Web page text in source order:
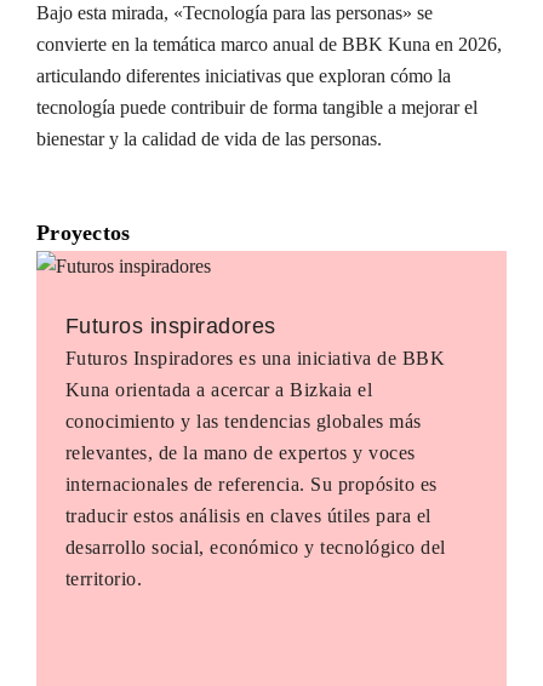
Bajo esta mirada, «Tecnología para las personas» se
convierte en la temática marco anual de BBK Kuna en 2026,
articulando diferentes iniciativas que exploran cómo la
tecnología puede contribuir de forma tangible a mejorar el
bienestar y la calidad de vida de las personas.
Proyectos
Futuros inspiradores
Futuros Inspiradores es una iniciativa de BBK
Kuna orientada a acercar a Bizkaia el
conocimiento y las tendencias globales más
relevantes, de la mano de expertos y voces
internacionales de referencia. Su propósito es
traducir estos análisis en claves útiles para el
desarrollo social, económico y tecnológico del
territorio.